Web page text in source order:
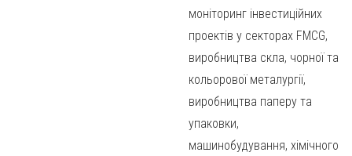
моніторинг інвестиційних
проектів у секторах FMCG,
виробництва скла, чорної та
кольорової металургії,
виробництва паперу та
упаковки,
машинобудування, хімічного